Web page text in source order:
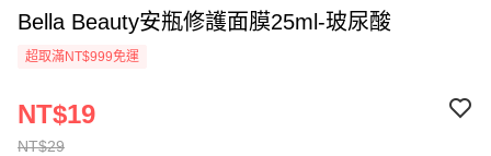
Bella Beauty安瓶修護面膜25ml-玻尿酸
超取滿NT$999免運
NT$29
NT$19